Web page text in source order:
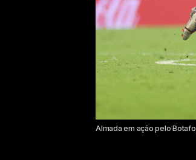
Almada em ação pelo